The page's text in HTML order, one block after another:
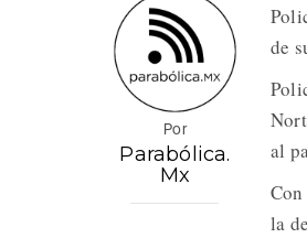
Por
Parabólica.
Mx
de
al
la